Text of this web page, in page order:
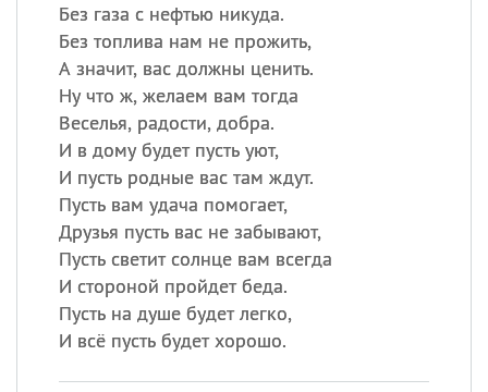
Без газа с нефтью никуда.
Без топлива нам не прожить,
А значит, вас должны ценить.
Ну что ж, желаем вам тогда
Веселья, радости, добра.
И в дому будет пусть уют,
И пусть родные вас там ждут.
Пусть вам удача помогает,
Друзья пусть вас не забывают,
Пусть светит солнце вам всегда
И стороной пройдет беда.
Пусть на душе будет легко,
И всё пусть будет хорошо.